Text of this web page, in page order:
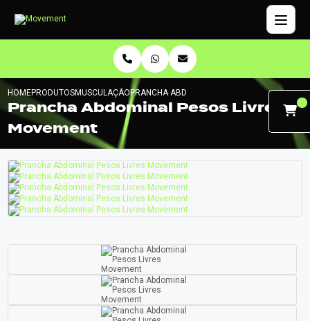
HOMEPRODUTOSMUSCULAÇÃOPRANCHA ABDOMINAL PESOS LIVRES
Prancha Abdominal Pesos Livres
Movement